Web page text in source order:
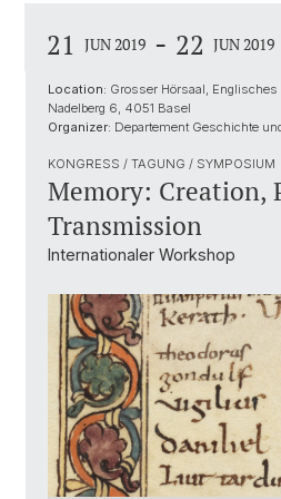
21 JUN 2019 - 22 JUN 2019
Location: Grosser Hörsaal,
Nadelberg 6, 4051 Basel
Organizer: Departement Geschichte
KONGRESS / TAGUNG / SYMPOSIUM
Memory: Creation,
Transmission
Internationaler Workshop